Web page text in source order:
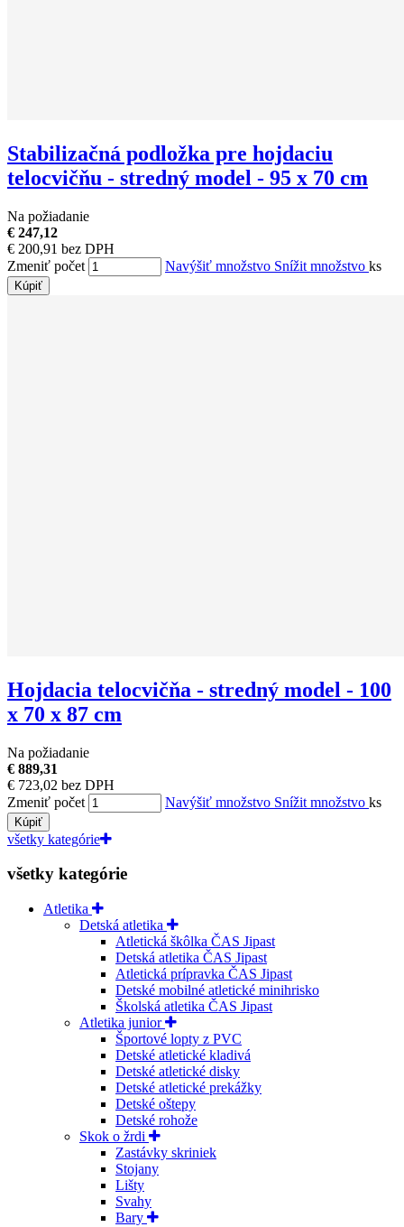
Stabilizačná podložka pre hojdaciu
telocvičňu - stredný model - 95 x 70 cm
Na požiadanie
€ 247,12
€ 200,91 bez DPH
Zmeniť počet
Navýšiť množstvo Snížit množstvo ks
Kúpiť
Hojdacia telocvičňa - stredný model - 100
x 70 x 87 cm
Na požiadanie
€ 889,31
€ 723,02 bez DPH
Zmeniť počet
Navýšiť množstvo Snížit množstvo ks
Kúpiť
všetky kategórie
všetky kategórie
Atletika
Detská atletika
Atletická škôlka ČAS Jipast
Detská atletika ČAS Jipast
Atletická prípravka ČAS Jipast
Detské mobilné atletické minihrisko
Školská atletika ČAS Jipast
Atletika junior
Športové lopty z PVC
Detské atletické kladivá
Detské atletické disky
Detské atletické prekážky
Detské oštepy
Detské rohože
Skok o žrdi
Zastávky skriniek
Stojany
Lišty
Svahy
Bary